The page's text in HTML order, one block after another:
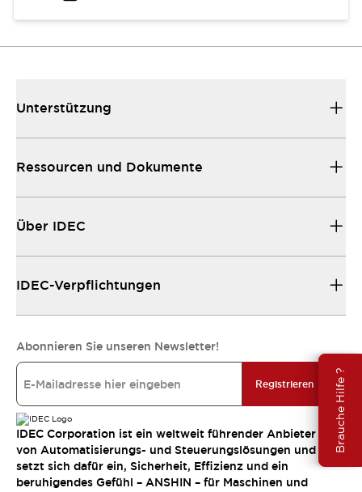
Brauche Hilfe ?
Unterstützung
Ressourcen und Dokumente
Über IDEC
IDEC-Verpflichtungen
Abonnieren Sie unseren Newsletter!
Registrieren
IDEC Corporation ist ein weltweit führender Anbieter
von Automatisierungs- und Steuerungslösungen und
setzt sich dafür ein, Sicherheit, Effizienz und ein
beruhigendes Gefühl – ANSHIN – für Maschinen und